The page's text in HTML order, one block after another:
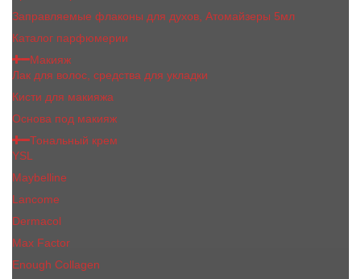
Заправляемые флаконы для духов, Атомайзеры 5мл
Каталог парфюмерии
Макияж
Лак для волос, средства для укладки
Кисти для макияжа
Основа под макияж
Тональный крем
YSL
Maybelline
Lancome
Dermacol
Max Factor
Enough Collagen